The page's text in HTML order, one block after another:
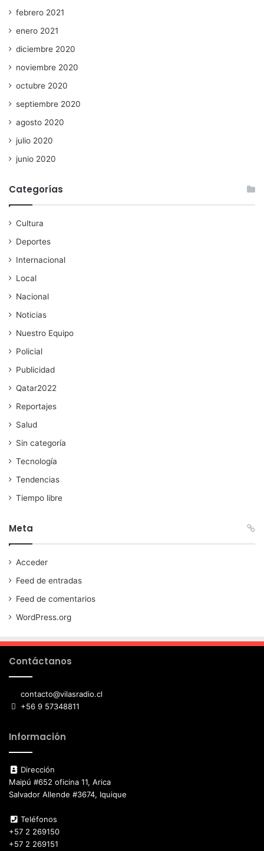
febrero 2021
enero 2021
diciembre 2020
noviembre 2020
octubre 2020
septiembre 2020
agosto 2020
julio 2020
junio 2020
Categorías
Cultura
Deportes
Internacional
Local
Nacional
Noticias
Nuestro Equipo
Policial
Publicidad
Qatar2022
Reportajes
Salud
Sin categoría
Tecnología
Tendencias
Tiempo libre
Meta
Acceder
Feed de entradas
Feed de comentarios
WordPress.org
Contáctanos
contacto@vilasradio.cl
+56 9 57348811
Información
Dirección
Maipú #652 oficina 11, Arica
Salvador Allende #3674, Iquique
Teléfonos
+57 2 269150
+57 2 269151